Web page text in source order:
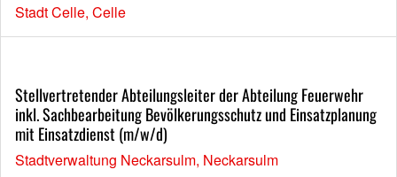
Stadt Celle, Celle
Stellvertretender Abteilungsleiter der Abteilung Feuerwehr
inkl. Sachbearbeitung Bevölkerungsschutz und Einsatzplanung
mit Einsatzdienst (m/w/d)
Stadtverwaltung Neckarsulm, Neckarsulm